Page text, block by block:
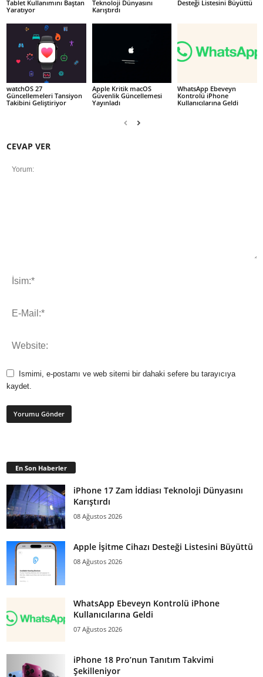
Tablet Kullanımını Baştan
Yaratıyor
Teknoloji Dünyasını
Karıştırdı
Desteği Listesini Büyüttü
watchOS 27
Güncellemeleri Tansiyon
Takibini Geliştiriyor
Apple Kritik macOS
Güvenlik Güncellemesi
Yayınladı
WhatsApp Ebeveyn
Kontrolü iPhone
Kullanıcılarına Geldi
CEVAP VER
Ismimi, e-postamı ve web sitemi bir dahaki sefere bu tarayıcıya
kaydet.
En Son Haberler
iPhone 17 Zam İddiası Teknoloji Dünyasını
Karıştırdı
08 Ağustos 2026
Apple İşitme Cihazı Desteği Listesini Büyüttü
08 Ağustos 2026
WhatsApp Ebeveyn Kontrolü iPhone
Kullanıcılarına Geldi
07 Ağustos 2026
iPhone 18 Pro’nun Tanıtım Takvimi
Şekilleniyor